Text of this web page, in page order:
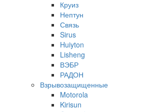
Круиз
Нептун
Связь
Sirus
Huiyton
Lisheng
ВЭБР
РАДОН
Взрывозащищенные
Motorola
Kirisun